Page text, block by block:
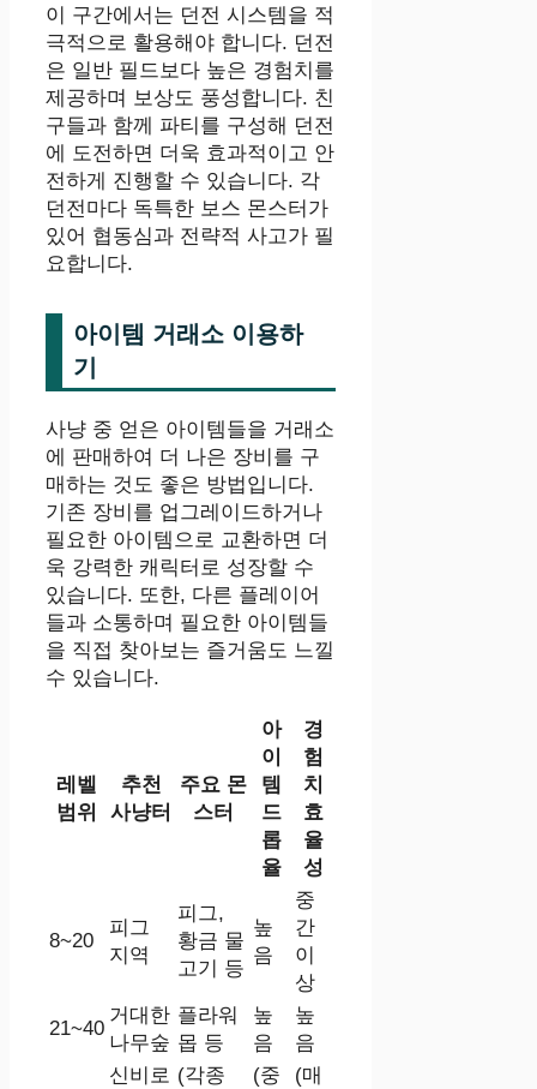
이 구간에서는 던전 시스템을 적
극적으로 활용해야 합니다. 던전
은 일반 필드보다 높은 경험치를
제공하며 보상도 풍성합니다. 친
구들과 함께 파티를 구성해 던전
에 도전하면 더욱 효과적이고 안
전하게 진행할 수 있습니다. 각
던전마다 독특한 보스 몬스터가
있어 협동심과 전략적 사고가 필
요합니다.
아이템 거래소 이용하
기
사냥 중 얻은 아이템들을 거래소
에 판매하여 더 나은 장비를 구
매하는 것도 좋은 방법입니다.
기존 장비를 업그레이드하거나
필요한 아이템으로 교환하면 더
욱 강력한 캐릭터로 성장할 수
있습니다. 또한, 다른 플레이어
들과 소통하며 필요한 아이템들
을 직접 찾아보는 즐거움도 느낄
수 있습니다.
레벨
범위
추천
사냥터
주요 몬
스터
아
이
템
드
롭
율
경
험
치
효
율
성
8~20
피그
지역
피그,
황금 물
고기 등
높
음
중
간
이
상
21~40
거대한
나무숲
플라워
몹 등
높
음
높
음
신비로 (각종
(중
(매